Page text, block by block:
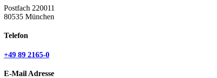
Postfach 220011
80535 München
Telefon
+49 89 2165-0
E-Mail Adresse